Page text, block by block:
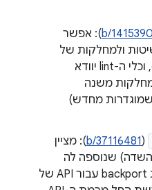
b/): אפשר
ולמחלקות של
Kotlin שמסומנות כ-open, וכלי ה-lint יוודא
משנה
מחדש)
(
b/37116481): מציין
שנוספה לה
ההערה היא חלק מספריית backport עבור API של